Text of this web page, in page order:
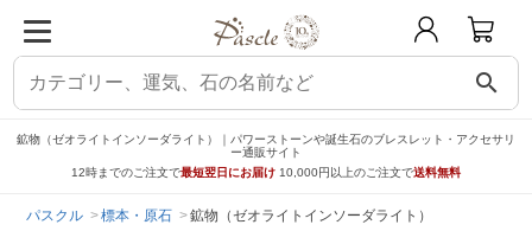
search
鉱物（ゼオライトインソーダライト）｜パワーストーンや誕生石のブレスレット・アクセサリ
ー通販サイト
12時までのご注文で最短翌日にお届け 10,000円以上のご注文で送料無料
パスクル 標本・原石 鉱物（ゼオライトインソーダライト）